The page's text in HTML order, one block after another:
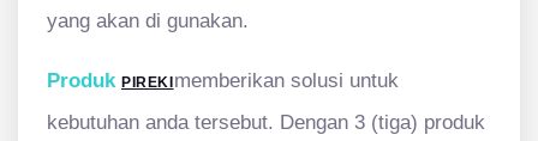
yang akan di gunakan.
Produk PIREKImemberikan solusi untuk
kebutuhan anda tersebut. Dengan 3 (tiga) produk